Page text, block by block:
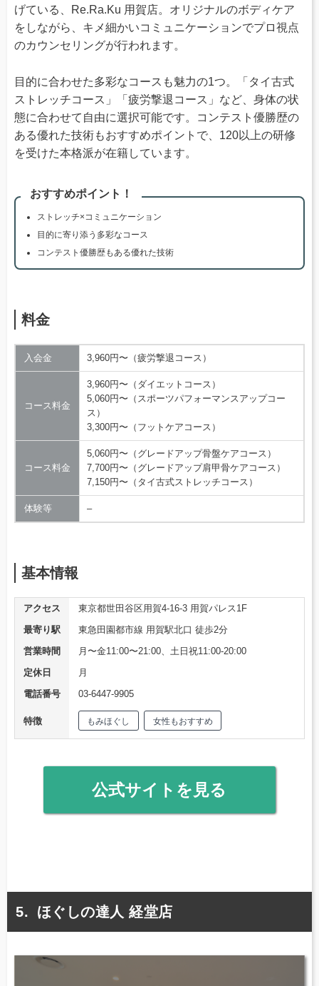
げている、Re.Ra.Ku 用賀店。オリジナルのボディケア
をしながら、キメ細かいコミュニケーションでプロ視点
のカウンセリングが行われます。
目的に合わせた多彩なコースも魅力の1つ。「タイ古式
ストレッチコース」「疲労撃退コース」など、身体の状
態に合わせて自由に選択可能です。コンテスト優勝歴の
ある優れた技術もおすすめポイントで、120以上の研修
を受けた本格派が在籍しています。
おすすめポイント！
ストレッチ×コミュニケーション
目的に寄り添う多彩なコース
コンテスト優勝歴もある優れた技術
料金
入会金 3,960円〜（疲労撃退コース）
コース料金
3,960円〜（ダイエットコース）
5,060円〜（スポーツパフォーマンスアップコー
ス）
3,300円〜（フットケアコース）
コース料金
5,060円〜（グレードアップ骨盤ケアコース）
7,700円〜（グレードアップ肩甲骨ケアコース）
7,150円〜（タイ古式ストレッチコース）
体験等 –
基本情報
アクセス
東京都世田谷区用賀4-16-3 用賀パレス1F
最寄り駅
東急田園都市線 用賀駅北口 徒歩2分
営業時間
月〜金11:00〜21:00、土日祝11:00-20:00
定休日
月
電話番号
03-6447-9905
特徴 もみほぐし 女性もおすすめ
公式サイトを見る
ほぐしの達人 経堂店